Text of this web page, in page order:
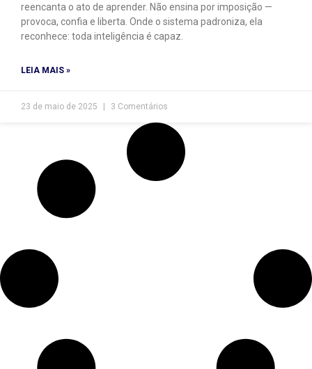
reencanta o ato de aprender. Não ensina por imposição —
provoca, confia e liberta. Onde o sistema padroniza, ela
reconhece: toda inteligência é capaz.
LEIA MAIS »
23 de maio de 2025 3 Comentários